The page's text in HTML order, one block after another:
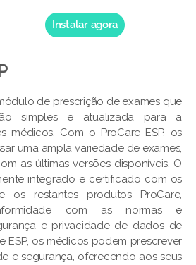
Instalar agora
de prescrição de exames que
simples e atualizada para a
médicos. Com o ProCare ESP, os
uma ampla variedade de exames,
as últimas versões disponíveis. O
integrado e certificado com os
os restantes produtos ProCare,
com as normas e
e privacidade de dados de
ESP, os médicos podem prescrever
e segurança, oferecendo aos seus